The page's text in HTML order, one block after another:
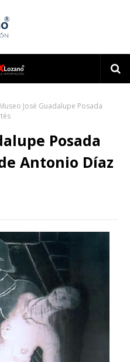
Museo José Guadalupe Posada
Posada
Antonio Díaz